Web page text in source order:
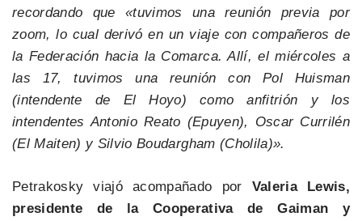
recordando que «tuvimos una reunión previa por
zoom, lo cual derivó en un viaje con compañeros de
la Federación hacia la Comarca. Allí, el miércoles a
las 17, tuvimos una reunión con Pol Huisman
(intendente de El Hoyo) como anfitrión y los
intendentes Antonio Reato (Epuyen), Oscar Currilén
(El Maiten) y Silvio Boudargham (Cholila)».
Petrakosky viajó acompañado por Valeria Lewis,
presidente de la Cooperativa de Gaiman y